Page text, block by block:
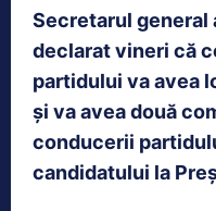
Secretarul general
declarat vineri că
partidului va avea
şi va avea două
conducerii
candidatului la